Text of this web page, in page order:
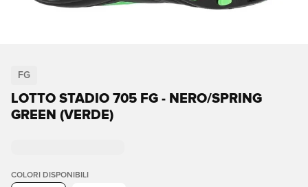
FG
LOTTO STADIO 705 FG - NERO/SPRING
GREEN (VERDE)
COLORI DISPONIBILI